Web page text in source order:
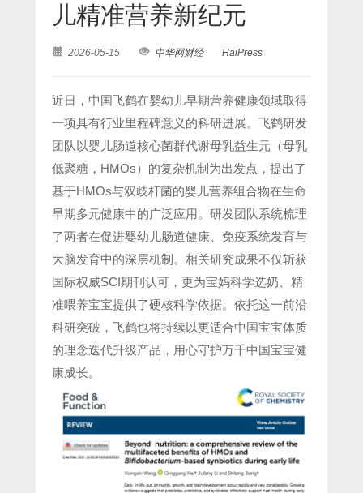
儿精准营养新纪元
2026-05-15 中华网财经 HaiPress
近日，中国飞鹤在婴幼儿早期营养健康领域取得
一项具有行业里程碑意义的科研进展。飞鹤研发
团队以婴儿肠道核心菌群代谢母乳益生元（母乳
低聚糖，HMOs）的复杂机制为出发点，提出了
基于HMOs与双歧杆菌的婴儿营养组合物在生命
早期多元健康中的广泛应用。研发团队系统梳理
了两者在促进婴幼儿肠道健康、免疫系统发育与
大脑发育中的深层机制。相关研究成果不仅斩获
国际权威SCI期刊认可，更为宝妈科学选奶、精
准喂养宝宝提供了硬核科学依据。依托这一前沿
科研突破，飞鹤也将持续以更适合中国宝宝体质
的理念迭代升级产品，用心守护万千中国宝宝健
康成长。